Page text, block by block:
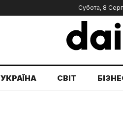
Субота, 8
УКРАЇНА СВІТ